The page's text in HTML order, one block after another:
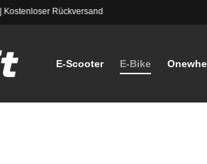
Kostenloser Rückversand
E-Scooter E-Bike